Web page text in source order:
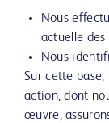
Nous
actuelle des
Nous
Sur cette base,
action, dont
œuvre,